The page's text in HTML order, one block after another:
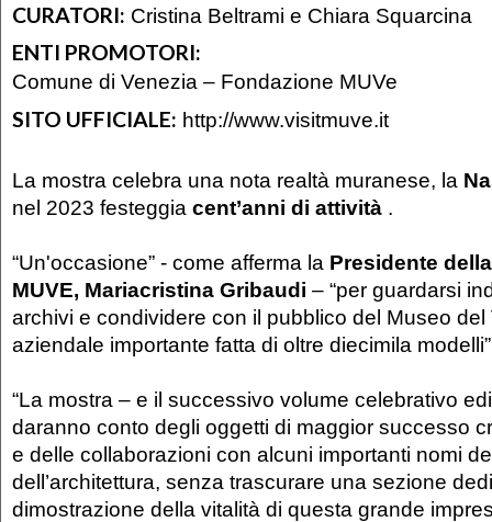
CURATORI: Cristina Beltrami e Chiara Squarcina
ENTI PROMOTORI:
Comune di Venezia – Fondazione MUVe
SITO UFFICIALE: http://www.visitmuve.it
La mostra celebra una nota realtà muranese, la
nel 2023 festeggia cent’anni di attività .
“Un'occasione” - come afferma la Presidente
MUVE, Mariacristina Gribaudi – “per guardarsi
archivi e condividere con il pubblico del Museo del
aziendale importante fatta di oltre diecimila
“La mostra – e il successivo volume celebrativo
daranno conto degli oggetti di maggior successo
e delle collaborazioni con alcuni importanti nomi
dell’architettura, senza trascurare una sezione
dimostrazione della vitalità di questa grande